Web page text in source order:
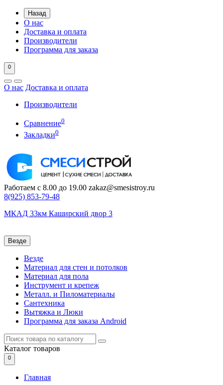
Назад
О нас
Доставка и оплата
Производители
Программа для заказа
0
О нас Доставка и оплата
Производители
Сравнение0
Закладки0
Работаем с 8.00 до 19.00 zakaz@smesistroy.ru
8(925) 853-79-48
МКАД 33км Каширский двор 3
Везде
Везде
Материал для стен и потолков
Материал для пола
Инструмент и крепеж
Металл. и Пиломатериалы
Сантехника
Вытяжка и Люки
Программа для заказа Android
Каталог товаров
0
Главная